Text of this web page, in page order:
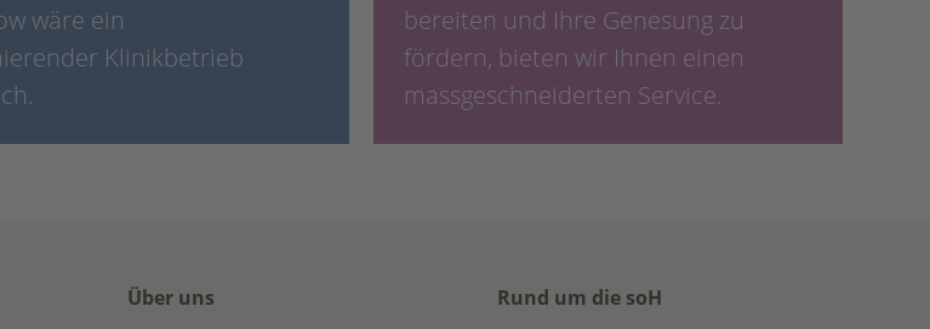
wäre ein
Klinikbetrieb
bereiten und Ihre Genesung zu
fördern, bieten wir Ihnen einen
massgeschneiderten Service.
Über uns
Rund um die soH